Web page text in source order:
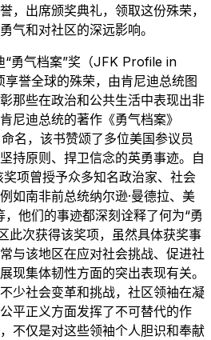
，出席颁奖典礼，领取这份殊荣，
气和对社区的深远影响。
“勇气档案”奖（JFK Profile in
誉全球的殊荣，由肯尼迪总统图
那些在政治和公共生活中表现出非
尼迪总统的著作《勇气档案》
名，该书赞颂了多位美国参议员
持原则、捍卫信念的英勇事迹。自
项曾授予众多知名政治家、社会
如南非前总统纳尔逊·曼德拉、美
，他们的事迹都深刻诠释了何为“勇
此次获得该奖项，虽然具体获奖事
与该地区在应对社会挑战、促进社
现集体韧性方面的突出表现有关。
少社会变革和挑战，社区领袖在凝
平正义方面发挥了不可替代的作
不仅是对这些领袖个人胆识和奉献